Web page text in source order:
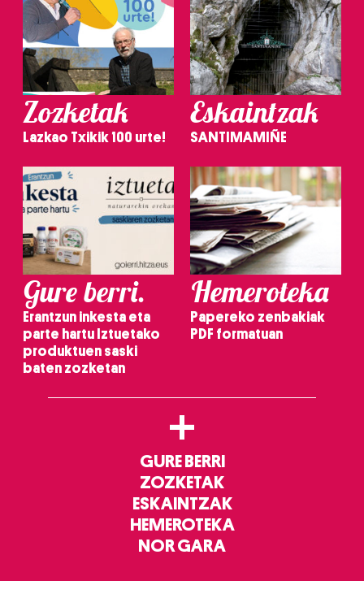
Zozketak
Lazkao Txikik 100 urte!
Eskaintzak
SANTIMAMIÑE
Gure berri.
Erantzun inkesta eta
parte hartu Iztuetako
produktuen saski
baten zozketan
Hemeroteka
Papereko zenbakiak
PDF formatuan
+
GURE BERRI
ZOZKETAK
ESKAINTZAK
HEMEROTEKA
NOR GARA